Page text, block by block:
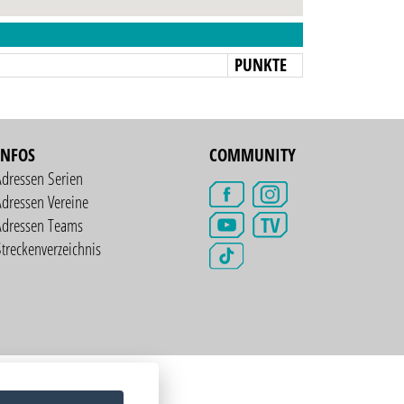
PUNKTE
Serien
Vereine
Teams
COMMUNITY
TV